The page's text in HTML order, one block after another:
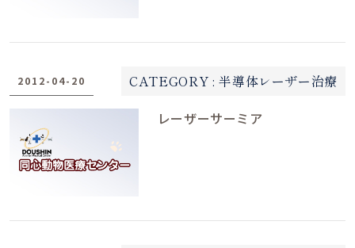
2012-04-20 CATEGORY :半導体レーザー治療
レーザーサーミア